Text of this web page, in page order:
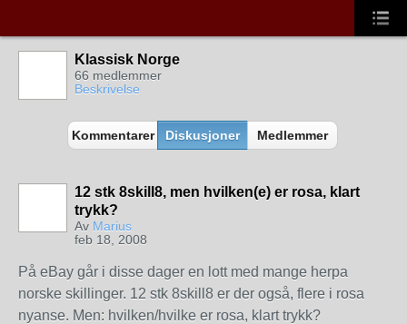
Klassisk Norge
66 medlemmer
Beskrivelse
Kommentarer Diskusjoner Medlemmer
12 stk 8skill8, men hvilken(e) er rosa, klart
trykk?
Av Marius
feb 18, 2008
På eBay går i disse dager en lott med mange herpa
norske skillinger. 12 stk 8skill8 er der også, flere i rosa
nyanse. Men: hvilken/hvilke er rosa, klart trykk?